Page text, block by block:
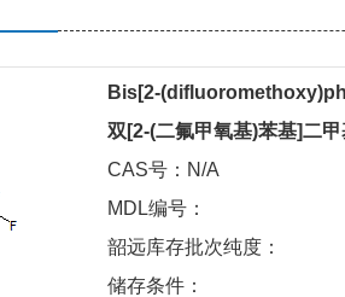
Bis[2-
双[2-(二氟甲氧基)苯基]二
CAS号：N/A
MDL编号：
韶远库存批次纯度：
储存条件：